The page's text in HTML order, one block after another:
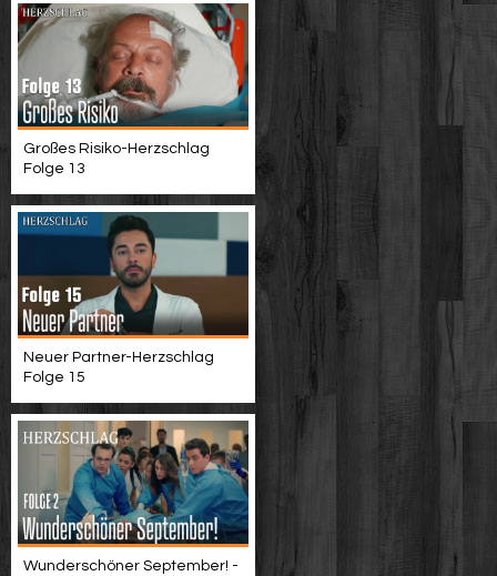
Großes Risiko-Herzschlag
Folge 13
Neuer Partner-Herzschlag
Folge 15
Wunderschöner September! -